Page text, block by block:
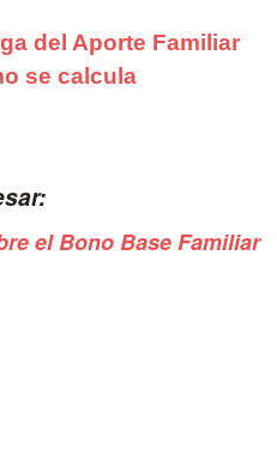
del Aporte Familiar
se calcula
el Bono Base Familiar